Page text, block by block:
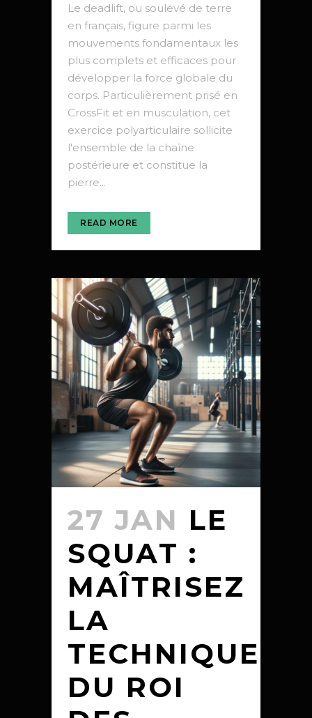
Le deadlift, ou soulevé de terre
en français, figure parmi les
mouvements fondamentaux les
plus complets et efficaces pour
développer la force globale du
corps. Particulièrement prisé en
CrossFit et en musculation, cet
exercice polyarticulaire sollicite
l'ensemble de la chaîne
postérieure et constitue la
pierre...
READ MORE
27 JAN LE
SQUAT :
MAÎTRISEZ
LA
TECHNIQUE
DU ROI